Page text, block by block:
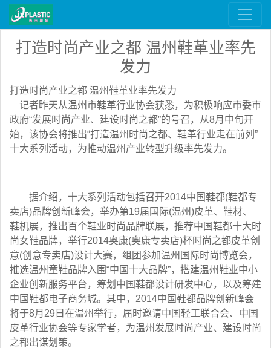
打造时尚产业之都 温州鞋革业率先
发力
打造时尚产业之都 温州鞋革业率先发力
记者昨天从温州市鞋革行业协会获悉，为积极响应市委市
政府“发展时尚产业、建设时尚之都”的号召，从8月中旬开
始，该协会将推出“打造温州时尚之都、鞋革行业走在前列”
十大系列活动，为推动温州产业转型升级率先发力。
据介绍，十大系列活动包括召开2014中国鞋都(鞋都专
卖店)品牌创新峰会，举办第19届国际(温州)皮革、鞋材、
鞋机展，推出百个鞋业时尚品牌联展，推荐中国鞋都十大时
尚女鞋品牌，举行2014奥康(奥康专卖店)杯时尚之都皮革创
意(创意专卖店)设计大赛，组团参加温州国际时尚博览会，
推选温州童鞋品牌入围“中国十大品牌”，搭建温州鞋业中小
企业创新服务平台，筹划中国鞋都设计研发中心，以及筹建
中国鞋都电子商务城。其中，2014中国鞋都品牌创新峰会
将于8月29日在温州举行，届时邀请中国轻工联合会、中国
皮革行业协会等专家学者，为温州发展时尚产业、建设时尚
之都出谋划策。